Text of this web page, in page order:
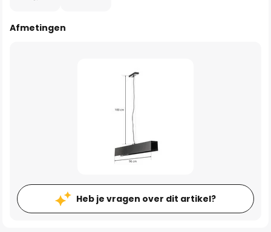
Afmetingen
Heb je vragen over dit artikel?